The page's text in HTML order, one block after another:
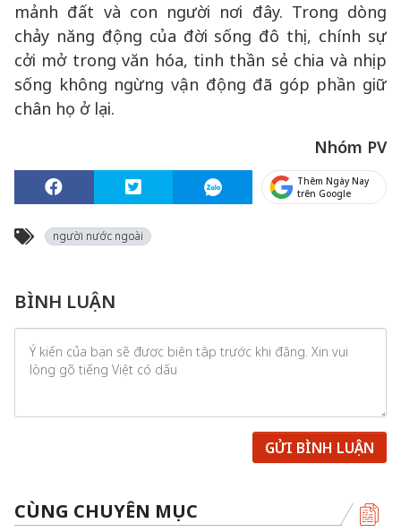
mảnh đất và con người nơi đây. Trong dòng
chảy năng động của đời sống đô thị, chính sự
cởi mở trong văn hóa, tinh thần sẻ chia và nhịp
sống không ngừng vận động đã góp phần giữ
chân họ ở lại.
Nhóm PV
Thêm Ngày Nay
trên Google
người nước ngoài
BÌNH LUẬN
GỬI BÌNH LUẬN
CÙNG CHUYÊN MỤC